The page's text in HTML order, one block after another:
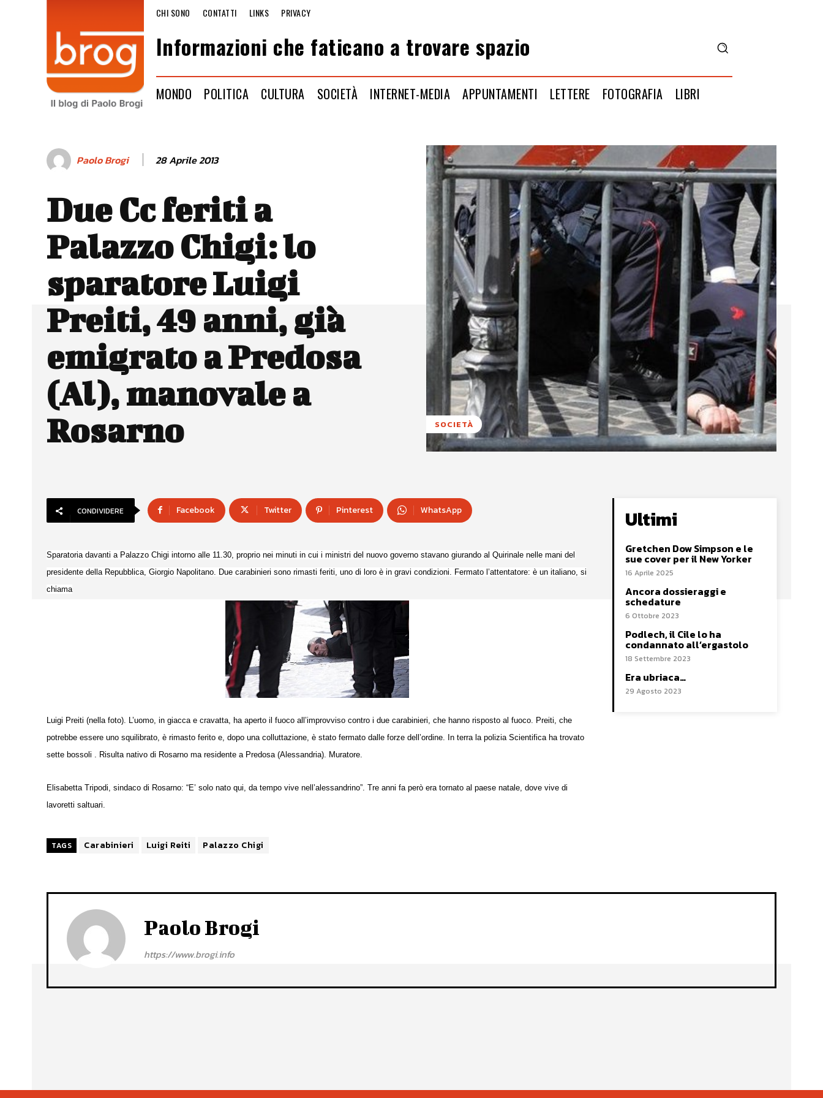
CHI SONO CONTATTI LINKS PRIVACY
Informazioni che faticano a trovare spazio
MONDO POLITICA CULTURA SOCIETÀ INTERNET-MEDIA APPUNTAMENTI LETTERE FOTOGRAFIA LIBRI
Paolo Brogi 28 Aprile 2013
Due Cc feriti a
Palazzo Chigi: lo
sparatore Luigi
Preiti, 49 anni, già
emigrato a Predosa
(Al), manovale a
Rosarno
SOCIETÀ
CONDIVIDERE Facebook Twitter Pinterest WhatsApp
Sparatoria davanti a Palazzo Chigi intorno alle 11.30, proprio nei minuti in cui i ministri del nuovo governo stavano giurando al Quirinale nelle mani del
presidente della Repubblica, Giorgio Napolitano. Due carabinieri sono rimasti feriti, uno di loro è in gravi condizioni. Fermato l’attentatore: è un italiano, si
chiama
Luigi Preiti (nella foto). L’uomo, in giacca e cravatta, ha aperto il fuoco all’improvviso contro i due carabinieri, che hanno risposto al fuoco. Preiti, che
potrebbe essere uno squilibrato, è rimasto ferito e, dopo una colluttazione, è stato fermato dalle forze dell’ordine. In terra la polizia Scientifica ha trovato
sette bossoli . Risulta nativo di Rosarno ma residente a Predosa (Alessandria). Muratore.
Elisabetta Tripodi, sindaco di Rosarno: “E’ solo nato qui, da tempo vive nell’alessandrino”. Tre anni fa però era tornato al paese natale, dove vive di
lavoretti saltuari.
TAGS Carabinieri Luigi Reiti Palazzo Chigi
Ultimi
Gretchen Dow Simpson e le
sue cover per il New Yorker
16 Aprile 2025
Ancora dossieraggi e
schedature
6 Ottobre 2023
Podlech, il Cile lo ha
condannato all’ergastolo
18 Settembre 2023
Era ubriaca…
29 Agosto 2023
Paolo Brogi
https://www.brogi.info